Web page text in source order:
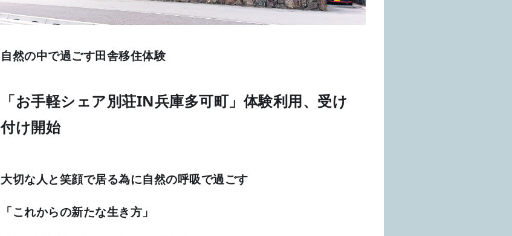
自然の中で過ごす田舎移住体験
「お手軽シェア別荘IN兵庫多可町」体験利用、受け
付け開始
大切な人と笑顔で居る為に自然の呼吸で過ごす
「これからの新たな生き方」